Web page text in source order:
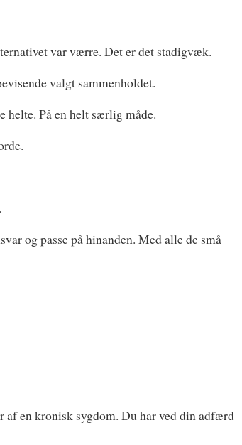
var værre. Det er det stadigvæk.
valgt sammenholdet.
helte. På en helt særlig måde.
og passe på hinanden. Med alle de små
en kronisk sygdom. Du har ved din adfærd